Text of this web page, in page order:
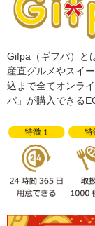
Gifpa（ギフパ）と
産直グルメやスイ
込まで全てオンラ
パ」が購入できる